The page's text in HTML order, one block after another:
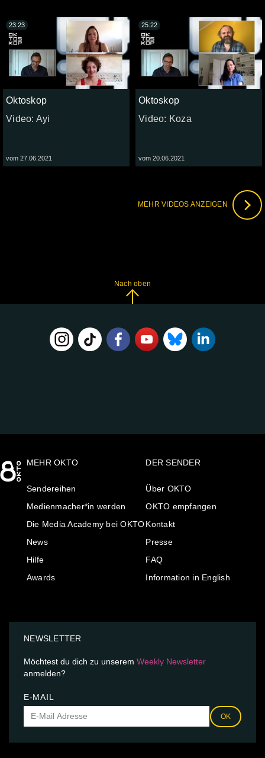
Oktoskop
Video: Ayi
vom 27.06.2021
23:23
Oktoskop
Video: Koza
vom 20.06.2021
25:22
MEHR VIDEOS ANZEIGEN
Nach oben
MEHR OKTO
Sendereihen
Medienmacher*in werden
Die Media Academy bei OKTO
News
Hilfe
Awards
DER SENDER
Über OKTO
OKTO empfangen
Kontakt
Presse
FAQ
Information in English
NEWSLETTER
Möchtest du dich zu unserem Weekly Newsletter
anmelden?
E-MAIL
OK